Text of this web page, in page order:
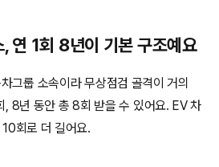
, 연 1회 8년이 기본 구조예요
그룹 소속이라 무상점검 골격이 거의
, 8년 동안 총 8회 받을 수 있어요. EV 차
회로 더 길어요.